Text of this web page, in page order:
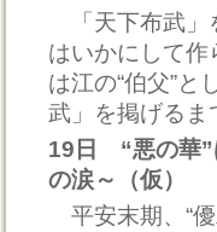
「天下布武」
はいかにして
は江の“伯父”
武」を掲げるま
19日 “悪の華”
の涙～（仮）
平安末期、“優